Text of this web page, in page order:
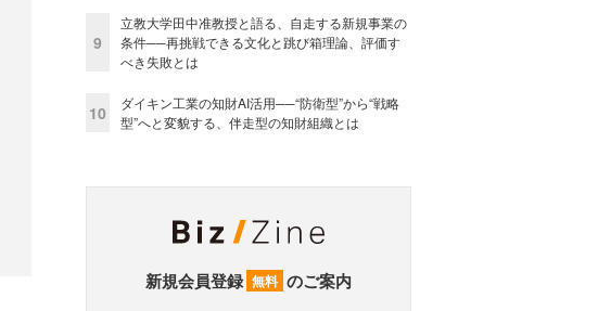
9
立教大学田中准教授と語る、自走する新規事業の
条件──再挑戦できる文化と跳び箱理論、評価す
べき失敗とは
10
ダイキン工業の知財AI活用──“防衛型”から“戦略
型”へと変貌する、伴走型の知財組織とは
新規会員登録 無料 のご案内